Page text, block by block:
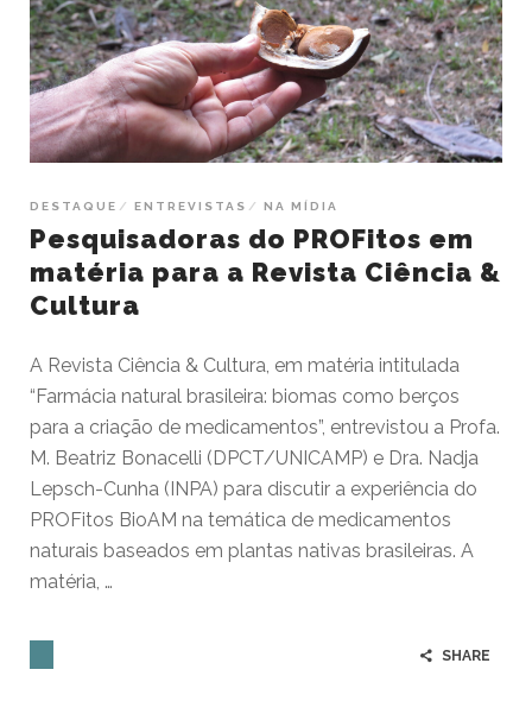
DESTAQUE ENTREVISTAS NA MÍDIA
Pesquisadoras do PROFitos em
matéria para a Revista Ciência &
Cultura
A Revista Ciência & Cultura, em matéria intitulada
“Farmácia natural brasileira: biomas como berços
para a criação de medicamentos”, entrevistou a Profa.
M. Beatriz Bonacelli (DPCT/UNICAMP) e Dra. Nadja
Lepsch-Cunha (INPA) para discutir a experiência do
PROFitos BioAM na temática de medicamentos
naturais baseados em plantas nativas brasileiras. A
matéria, …
SHARE